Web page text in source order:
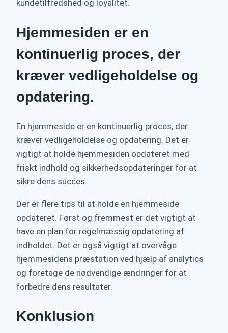
kundetilfredshed og loyalitet.
Hjemmesiden er en
kontinuerlig proces, der
kræver vedligeholdelse og
opdatering.
En hjemmeside er en kontinuerlig proces, der
kræver vedligeholdelse og opdatering. Det er
vigtigt at holde hjemmesiden opdateret med
friskt indhold og sikkerhedsopdateringer for at
sikre dens succes.
Der er flere tips til at holde en hjemmeside
opdateret. Først og fremmest er det vigtigt at
have en plan for regelmæssig opdatering af
indholdet. Det er også vigtigt at overvåge
hjemmesidens præstation ved hjælp af analytics
og foretage de nødvendige ændringer for at
forbedre dens resultater.
Konklusion